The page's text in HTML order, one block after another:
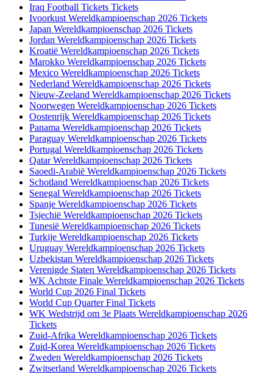
Iraq Football Tickets Tickets
Ivoorkust Wereldkampioenschap 2026 Tickets
Japan Wereldkampioenschap 2026 Tickets
Jordan Wereldkampioenschap 2026 Tickets
Kroatië Wereldkampioenschap 2026 Tickets
Marokko Wereldkampioenschap 2026 Tickets
Mexico Wereldkampioenschap 2026 Tickets
Nederland Wereldkampioenschap 2026 Tickets
Nieuw-Zeeland Wereldkampioenschap 2026 Tickets
Noorwegen Wereldkampioenschap 2026 Tickets
Oostenrijk Wereldkampioenschap 2026 Tickets
Panama Wereldkampioenschap 2026 Tickets
Paraguay Wereldkampioenschap 2026 Tickets
Portugal Wereldkampioenschap 2026 Tickets
Qatar Wereldkampioenschap 2026 Tickets
Saoedi-Arabië Wereldkampioenschap 2026 Tickets
Schotland Wereldkampioenschap 2026 Tickets
Senegal Wereldkampioenschap 2026 Tickets
Spanje Wereldkampioenschap 2026 Tickets
Tsjechië Wereldkampioenschap 2026 Tickets
Tunesië Wereldkampioenschap 2026 Tickets
Turkije Wereldkampioenschap 2026 Tickets
Uruguay Wereldkampioenschap 2026 Tickets
Uzbekistan Wereldkampioenschap 2026 Tickets
Verenigde Staten Wereldkampioenschap 2026 Tickets
WK Achtste Finale Wereldkampioenschap 2026 Tickets
World Cup 2026 Final Tickets
World Cup Quarter Final Tickets
WK Wedstrijd om 3e Plaats Wereldkampioenschap 2026
Tickets
Zuid-Afrika Wereldkampioenschap 2026 Tickets
Zuid-Korea Wereldkampioenschap 2026 Tickets
Zweden Wereldkampioenschap 2026 Tickets
Zwitserland Wereldkampioenschap 2026 Tickets